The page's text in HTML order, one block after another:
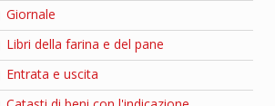
Giornale
Libri della farina e del pane
Entrata e uscita